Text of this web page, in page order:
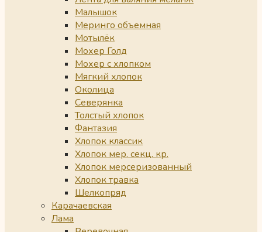
Малышок
Меринго объемная
Мотылёк
Мохер Голд
Мохер с хлопком
Мягкий хлопок
Околица
Северянка
Толстый хлопок
Фантазия
Хлопок классик
Хлопок мер. секц. кр.
Хлопок мерсеризованный
Хлопок травка
Шелкопряд
Карачаевская
Лама